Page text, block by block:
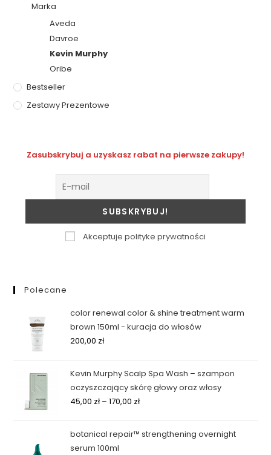
Marka
Aveda
Davroe
Kevin Murphy
Oribe
Bestseller
Zestawy Prezentowe
Zasubskrybuj a uzyskasz rabat na pierwsze zakupy!
Akceptuje polityke prywatności
Polecane
color renewal color & shine treatment warm
brown 150ml - kuracja do włosów
200,00 zł
Kevin Murphy Scalp Spa Wash – szampon
oczyszczający skórę głowy oraz włosy
45,00 zł– 170,00 zł
botanical repair™ strengthening overnight
serum 100ml